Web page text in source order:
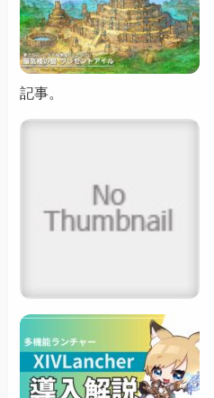
記事。